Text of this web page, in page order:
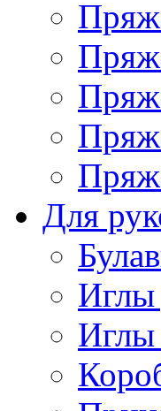
Для
Иглы
Иглы